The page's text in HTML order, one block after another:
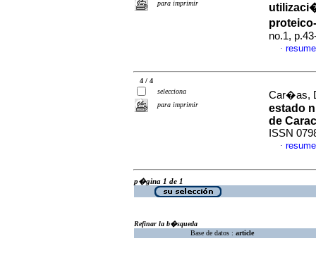
para imprimir
no.1,
·
4 / 4
selecciona
para imprimir
Car�as,
estado
de
ISSN
·
p�gina 1 de 1
Refinar la b�squeda
Base de datos : article